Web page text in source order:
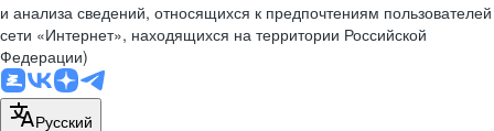
и анализа сведений, относящихся к предпочтениям пользователей
сети «Интернет», находящихся на территории Российской
Федерации)
Русский